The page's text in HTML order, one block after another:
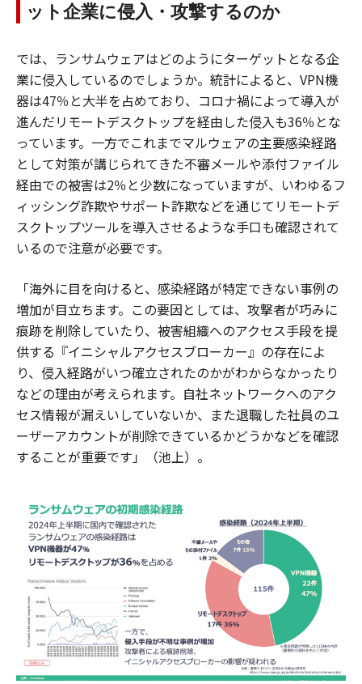
ット企業に侵入・攻撃するのか
では、ランサムウェアはどのようにターゲットとなる企
業に侵入しているのでしょうか。統計によると、VPN機
器は47％と大半を占めており、コロナ禍によって導入が
進んだリモートデスクトップを経由した侵入も36％とな
っています。一方でこれまでマルウェアの主要感染経路
として対策が講じられてきた不審メールや添付ファイル
経由での被害は2％と少数になっていますが、いわゆるフ
ィッシング詐欺やサポート詐欺などを通じてリモートデ
スクトップツールを導入させるような手口も確認されて
いるので注意が必要です。
「海外に目を向けると、感染経路が特定できない事例の
増加が目立ちます。この要因としては、攻撃者が巧みに
痕跡を削除していたり、被害組織へのアクセス手段を提
供する『イニシャルアクセスブローカー』の存在によ
り、侵入経路がいつ確立されたのかがわからなかったり
などの理由が考えられます。自社ネットワークへのアク
セス情報が漏えいしていないか、また退職した社員のユ
ーザーアカウントが削除できているかどうかなどを確認
することが重要です」（池上）。